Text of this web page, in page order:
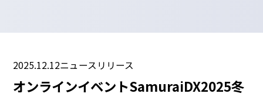
2025.12.12ニュースリリース
オンラインイベントSamuraiDX2025冬